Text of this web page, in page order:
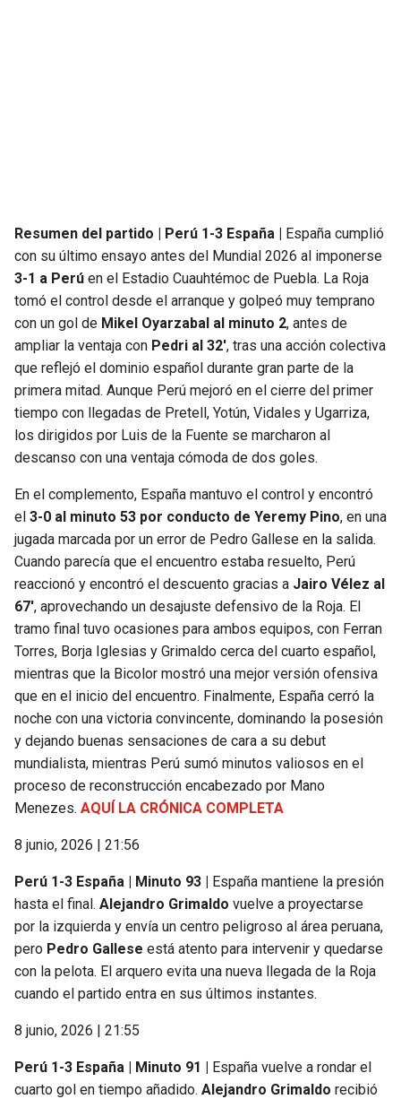
SAINTS
BUCCANEERS
Resumen del partido | Perú 1-3 España | España cumplió
con su último ensayo antes del Mundial 2026 al imponerse
3-1 a Perú en el Estadio Cuauhtémoc de Puebla. La Roja
tomó el control desde el arranque y golpeó muy temprano
con un gol de Mikel Oyarzabal al minuto 2, antes de
ampliar la ventaja con Pedri al 32′, tras una acción colectiva
que reflejó el dominio español durante gran parte de la
primera mitad. Aunque Perú mejoró en el cierre del primer
tiempo con llegadas de Pretell, Yotún, Vidales y Ugarriza,
los dirigidos por Luis de la Fuente se marcharon al
descanso con una ventaja cómoda de dos goles.
En el complemento, España mantuvo el control y encontró
el 3-0 al minuto 53 por conducto de Yeremy Pino, en una
jugada marcada por un error de Pedro Gallese en la salida.
Cuando parecía que el encuentro estaba resuelto, Perú
reaccionó y encontró el descuento gracias a Jairo Vélez al
67′, aprovechando un desajuste defensivo de la Roja. El
tramo final tuvo ocasiones para ambos equipos, con Ferran
Torres, Borja Iglesias y Grimaldo cerca del cuarto español,
mientras que la Bicolor mostró una mejor versión ofensiva
que en el inicio del encuentro. Finalmente, España cerró la
noche con una victoria convincente, dominando la posesión
y dejando buenas sensaciones de cara a su debut
mundialista, mientras Perú sumó minutos valiosos en el
proceso de reconstrucción encabezado por Mano
Menezes. AQUÍ LA CRÓNICA COMPLETA
8 junio, 2026 | 21:56
Perú 1-3 España | Minuto 93 | España mantiene la presión
hasta el final. Alejandro Grimaldo vuelve a proyectarse
por la izquierda y envía un centro peligroso al área peruana,
pero Pedro Gallese está atento para intervenir y quedarse
con la pelota. El arquero evita una nueva llegada de la Roja
cuando el partido entra en sus últimos instantes.
8 junio, 2026 | 21:55
Perú 1-3 España | Minuto 91 | España vuelve a rondar el
cuarto gol en tiempo añadido. Alejandro Grimaldo recibió